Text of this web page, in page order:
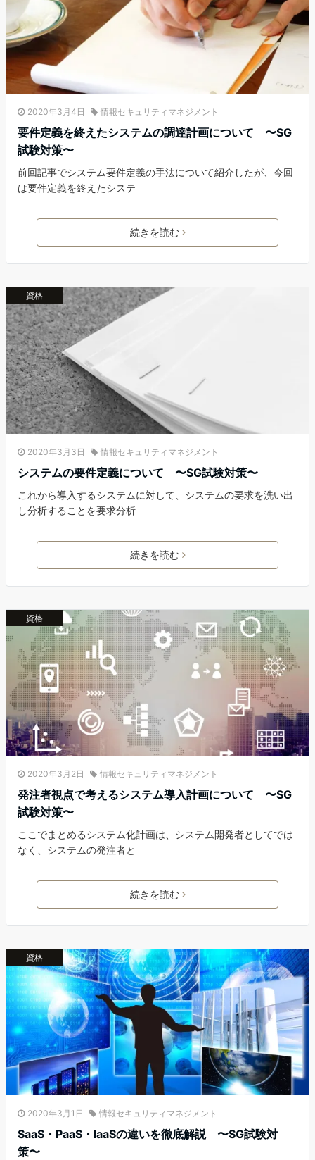
2020年3月4日 情報セキュリティマネジメント
要件定義を終えたシステムの調達計画について 〜SG
試験対策〜
前回記事でシステム要件定義の手法について紹介したが、今回
は要件定義を終えたシステ
続きを読む
資格
2020年3月3日 情報セキュリティマネジメント
システムの要件定義について 〜SG試験対策〜
これから導入するシステムに対して、システムの要求を洗い出
し分析することを要求分析
続きを読む
資格
2020年3月2日 情報セキュリティマネジメント
発注者視点で考えるシステム導入計画について 〜SG
試験対策〜
ここでまとめるシステム化計画は、システム開発者としてでは
なく、システムの発注者と
続きを読む
資格
2020年3月1日 情報セキュリティマネジメント
SaaS・PaaS・IaaSの違いを徹底解説 〜SG試験対
策〜